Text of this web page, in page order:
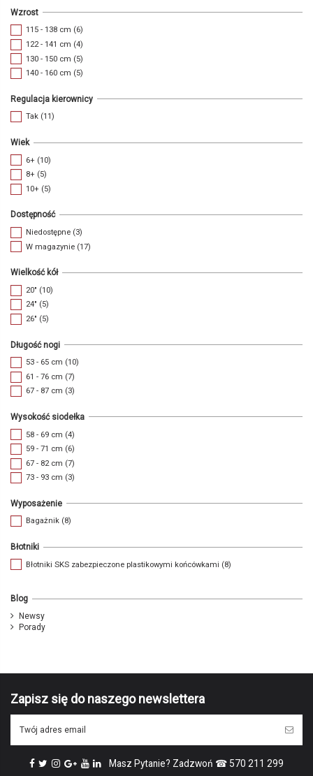
Wzrost
115 - 138 cm (6)
122 - 141 cm (4)
130 - 150 cm (5)
140 - 160 cm (5)
Regulacja kierownicy
Tak (11)
Wiek
6+ (10)
8+ (5)
10+ (5)
Dostępność
Niedostępne (3)
W magazynie (17)
Wielkość kół
20" (10)
24" (5)
26" (5)
Długość nogi
53 - 65 cm (10)
61 - 76 cm (7)
67 - 87 cm (3)
Wysokość siodełka
58 - 69 cm (4)
59 - 71 cm (6)
67 - 82 cm (7)
73 - 93 cm (3)
Wyposażenie
Bagażnik (8)
Błotniki
Błotniki SKS zabezpieczone plastikowymi końcówkami (8)
Blog
Newsy
Porady
Zapisz się do naszego newslettera
Masz Pytanie? Zadzwoń ☎ 570 211 299